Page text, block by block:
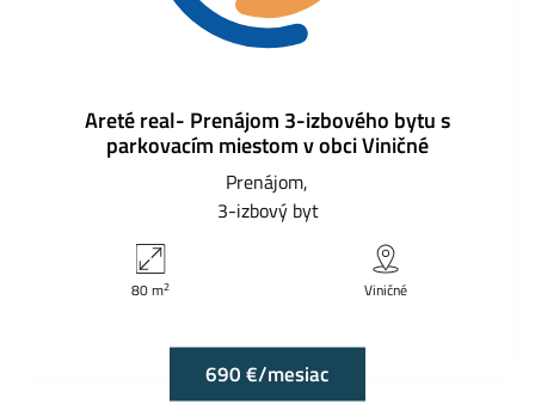
Areté real- Prenájom 3-izbového bytu s
parkovacím miestom v obci Viničné
Prenájom
3-izbový byt
80 m2 Viničné
690 €/mesiac